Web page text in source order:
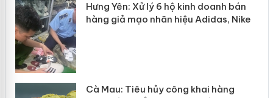
Hưng Yên: Xử lý 6 hộ kinh doanh bán
hàng giả mạo nhãn hiệu Adidas, Nike
Cà Mau: Tiêu hủy công khai hàng